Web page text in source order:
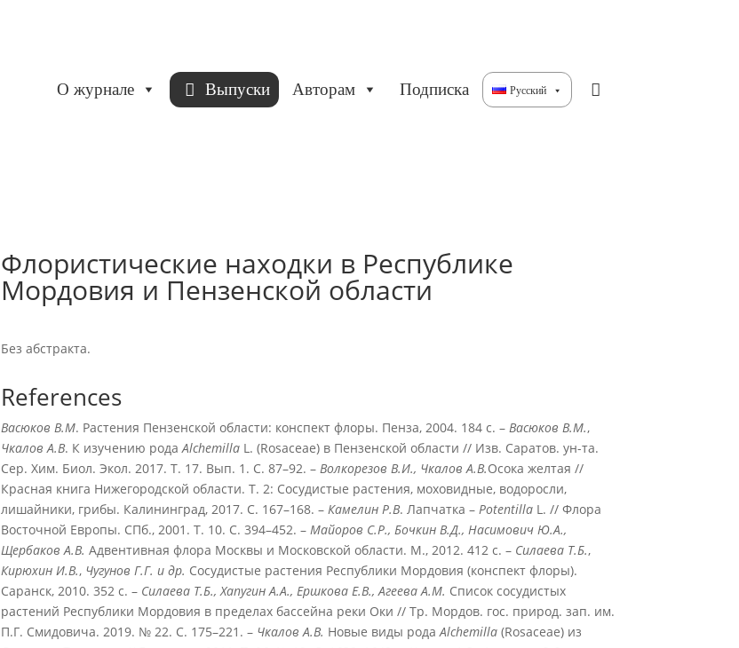
О журнале Выпуски Авторам Подписка Русский
Флористические находки в Республике
Мордовия и Пензенской области
Без абстракта.
References
Васюков В.М. Растения Пензенской области: конспект флоры. Пенза, 2004. 184 с. – Васюков В.М.,
Чкалов А.В. К изучению родаAlchemillaL. (Rosaceae) в Пензенской области // Изв. Саратов. ун-та.
Сер. Хим. Биол. Экол. 2017. Т. 17. Вып. 1. С. 87–92. – Волкорезов В.И., Чкалов А.В.Осока желтая //
Красная книга Нижегородской области. Т. 2: Сосудистые растения, моховидные, водоросли,
лишайники, грибы. Калининград, 2017. С. 167–168. – Камелин Р.В. Лапчатка – PotentillaL. // Флора
Восточной Европы. СПб., 2001. Т. 10. С. 394–452. – Майоров С.Р., Бочкин В.Д., Насимович Ю.А.,
Щербаков А.В. Адвентивная флора Москвы и Московской области. М., 2012. 412 с. – Силаева Т.Б.,
Кирюхин И.В., Чугунов Г.Г. и др. Сосудистые растения Республики Мордовия (конспект флоры).
Саранск, 2010. 352 с. – Силаева Т.Б., Хапугин А.А., Ершкова Е.В., Агеева А.М. Список сосудистых
растений Республики Мордовия в пределах бассейна реки Оки // Тр. Мордов. гос. природ. зап. им.
П.Г. Смидовича. 2019. № 22. С. 175–221. – Чкалов А.В. Новые виды родаAlchemilla(Rosaceae) из